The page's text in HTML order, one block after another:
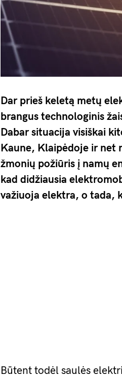
Dar prieš keletą metų
brangus technologinis
Dabar situacija visiškai
Kaune, Klaipėdoje ir net
žmonių požiūris į namų
kad didžiausia
važiuoja elektra, o tada,
Būtent todėl saulės